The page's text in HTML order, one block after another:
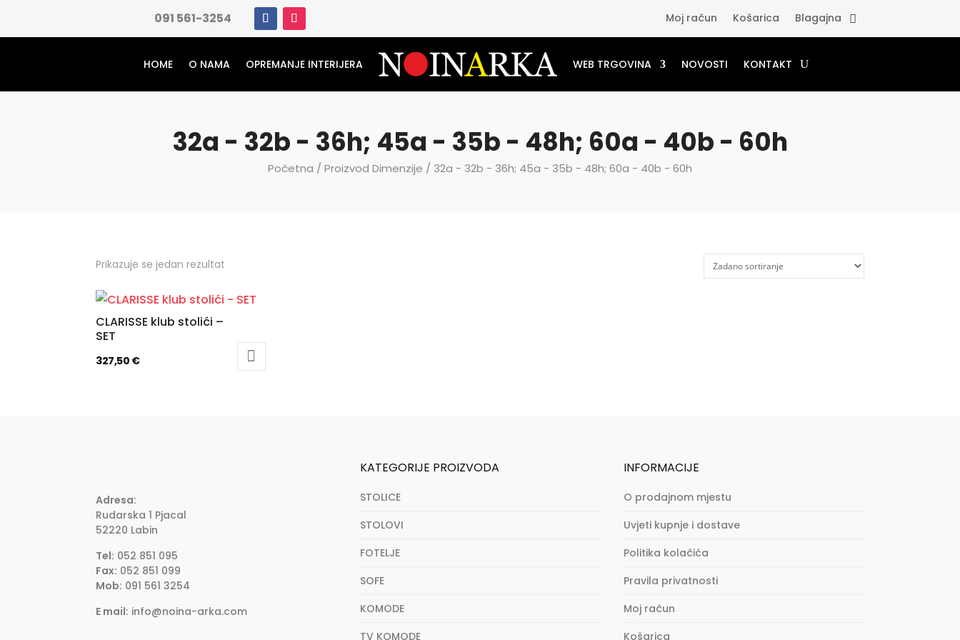
091 561-3254 Moj račun Košarica Blagajna
HOME O NAMA OPREMANJE INTERIJERA WEB TRGOVINA NOVOSTI KONTAKT
32a - 32b - 36h; 45a - 35b - 48h; 60a - 40b - 60h
Početna / Proizvod Dimenzije / 32a - 32b - 36h; 45a - 35b - 48h; 60a - 40b - 60h
Prikazuje se jedan rezultat
CLARISSE klub stolići –
SET
327,50 €
Adresa:
Rudarska 1 Pjacal
52220 Labin
Tel: 052 851 095
Fax: 052 851 099
Mob: 091 561 3254
E mail: info@noina-arka.com
KATEGORIJE PROIZVODA
STOLICE
STOLOVI
FOTELJE
SOFE
KOMODE
TV KOMODE
INFORMACIJE
O prodajnom mjestu
Uvjeti kupnje i dostave
Politika kolačića
Pravila privatnosti
Moj račun
Košarica